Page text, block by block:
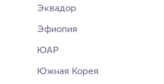
Эквадор
Эфиопия
ЮАР
Южная Корея